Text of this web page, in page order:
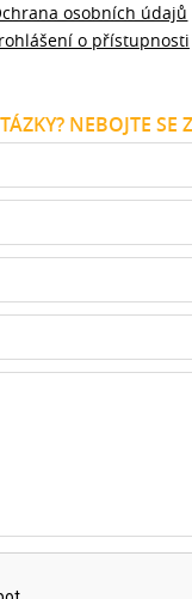
osobních údajů
o přístupnosti
NEBOJTE SE